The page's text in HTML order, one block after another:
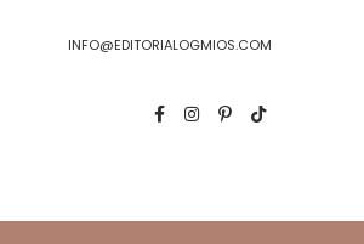
INFO@EDITORIALOGMIOS.COM